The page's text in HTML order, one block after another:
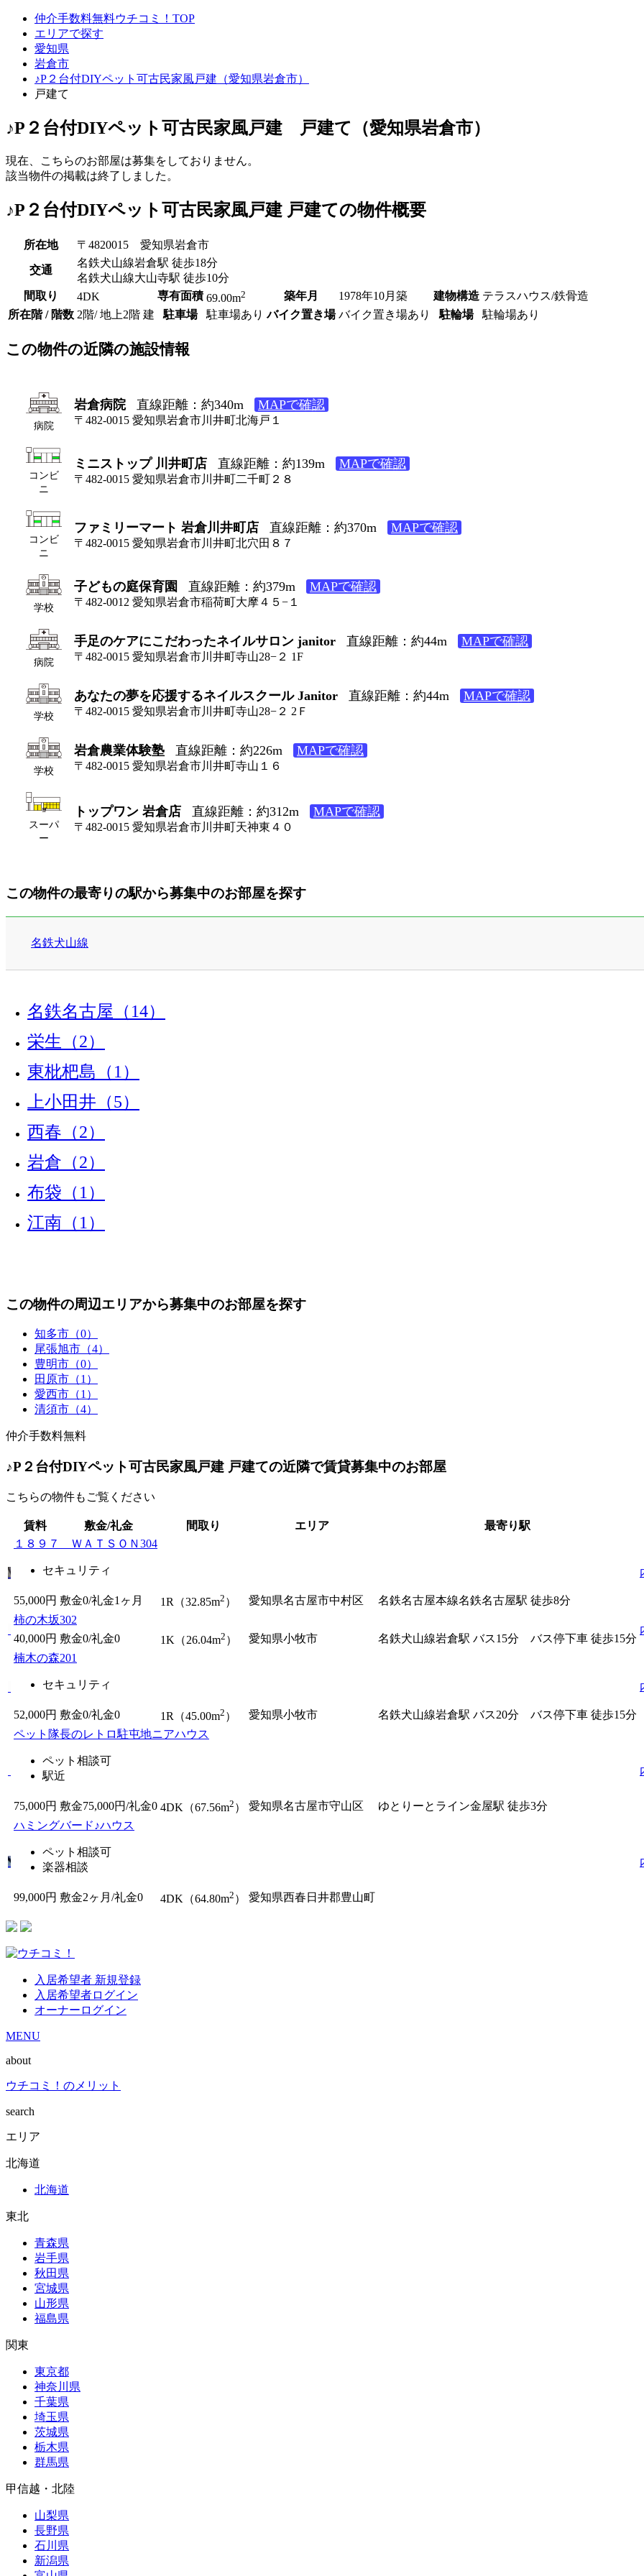
仲介手数料無料ウチコミ！TOP
エリアで探す
愛知県
岩倉市
♪P２台付DIYペット可古民家風戸建（愛知県岩倉市）
戸建て
♪P２台付DIYペット可古民家風戸建 戸建て（愛知県岩倉市）
現在、こちらのお部屋は募集をしておりません。
該当物件の掲載は終了しました。
♪P２台付DIYペット可古民家風戸建 戸建ての物件概要
所在地 〒4820015 愛知県岩倉市
交通
名鉄犬山線岩倉駅 徒歩18分
名鉄犬山線大山寺駅 徒歩10分
間取り
4DK 専有面積 69.00m2 築年月 1978年10月築 建物構造 テラスハウス/鉄骨造
所在階 / 階数 2階/ 地上2階 建 駐車場 駐車場あり バイク置き場 バイク置き場あり 駐輪場 駐輪場あり
この物件の近隣の施設情報
病院
岩倉病院 直線距離：約340m MAPで確認
〒482-0015 愛知県岩倉市川井町北海戸１
コンビ
ニ
ミニストップ 川井町店 直線距離：約139m MAPで確認
〒482-0015 愛知県岩倉市川井町二千町２８
コンビ
ニ
ファミリーマート 岩倉川井町店 直線距離：約370m MAPで確認
〒482-0015 愛知県岩倉市川井町北穴田８７
学校
子どもの庭保育園 直線距離：約379m MAPで確認
〒482-0012 愛知県岩倉市稲荷町大摩４５−１
病院
手足のケアにこだわったネイルサロン janitor 直線距離：約44m MAPで確認
〒482-0015 愛知県岩倉市川井町寺山28−２ 1F
学校
あなたの夢を応援するネイルスクール Janitor 直線距離：約44m MAPで確認
〒482-0015 愛知県岩倉市川井町寺山28−２ 2Ｆ
学校
岩倉農業体験塾 直線距離：約226m MAPで確認
〒482-0015 愛知県岩倉市川井町寺山１６
スーパ
ー
トップワン 岩倉店 直線距離：約312m MAPで確認
〒482-0015 愛知県岩倉市川井町天神東４０
この物件の最寄りの駅から募集中のお部屋を探す
名鉄犬山線
名鉄名古屋（14）
栄生（2）
東枇杷島（1）
上小田井（5）
西春（2）
岩倉（2）
布袋（1）
江南（1）
この物件の周辺エリアから募集中のお部屋を探す
知多市（0）
尾張旭市（4）
豊明市（0）
田原市（1）
愛西市（1）
清須市（4）
仲介手数料無料
♪P２台付DIYペット可古民家風戸建 戸建ての近隣で賃貸募集中のお部屋
こちらの物件もご覧ください
賃料 敷金/礼金 間取り エリア
最寄り駅
１８９７ ＷＡＴＳＯＮ304
セキュリティ
55,000円 敷金0/礼金1ヶ月 1R（32.85m2 ） 愛知県名古屋市中村区
名鉄名古屋本線名鉄名古屋駅 徒歩8分
柿の木坂302
40,000円 敷金0/礼金0 1K（26.04m2 ） 愛知県小牧市
名鉄犬山線岩倉駅 バス15分 バス停下車 徒歩15分
楠木の森201
セキュリティ
52,000円 敷金0/礼金0 1R（45.00m2 ） 愛知県小牧市
名鉄犬山線岩倉駅 バス20分 バス停下車 徒歩15分
ペット隊長のレトロ駐屯地ニアハウス
ペット相談可
駅近
75,000円 敷金75,000円/礼金0 4DK（67.56m2 ） 愛知県名古屋市守山区
ゆとりーとライン金屋駅 徒歩3分
ハミングバード♪ハウス
ペット相談可
楽器相談
99,000円 敷金2ヶ月/礼金0 4DK（64.80m2 ） 愛知県西春日井郡豊山町
入居希望者 新規登録
入居希望者ログイン
オーナーログイン
MENU
about
ウチコミ！のメリット
search
エリア
北海道
北海道
東北
青森県
岩手県
秋田県
宮城県
山形県
福島県
関東
東京都
神奈川県
千葉県
埼玉県
茨城県
栃木県
群馬県
甲信越・北陸
山梨県
長野県
石川県
新潟県